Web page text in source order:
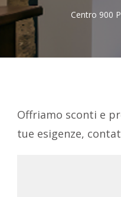
Centro 900
Offriamo sconti e
tue esigenze,